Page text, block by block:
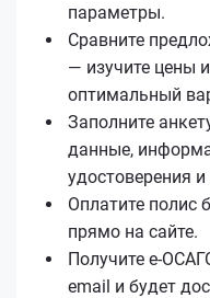
параметры.
Сравните
— изучите цены
оптимальный
Заполните
данные,
удостоверения
Оплатите полис
прямо на сайте.
Получите
email и будет